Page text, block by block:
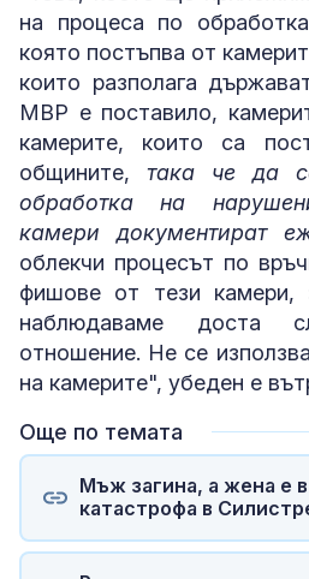
на процеса по
която постъпва от
които разполага
МВР е поставило,
камерите, които са
общините, така че да
обработка на
камери документират
облекчи процесът по
фишове от тези
наблюдаваме доста
отношение. Не се
на камерите", убеден е
Още по темата
Мъж загина, а жена е
катастрофа в